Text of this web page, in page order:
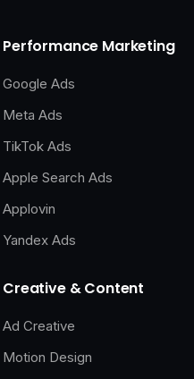
Performance Marketing
Google Ads
Meta Ads
TikTok Ads
Apple Search Ads
Applovin
Yandex Ads
Creative & Content
Ad Creative
Motion Design